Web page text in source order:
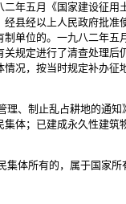
年五月《国家建设征
县经以上人民政府批
单位的。一九八二年
规定进行了清查处理
况，按当时规定补办
制止乱占耕地的通知
体；已建成永久性建
体所有的，属于国家所